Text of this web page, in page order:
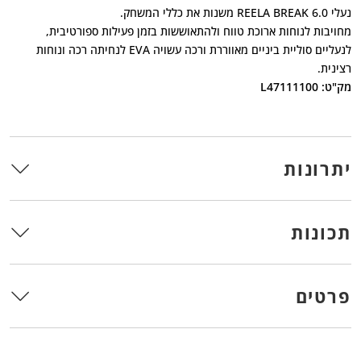
נעלי REELA BREAK 6.0 משנות את כללי המשחק.
מחויבות לנוחות ארוכת טווח ולהתאוששות בזמן פעילות ספורטיבית,
לנעליים סוליית ביניים מאווררת ורכה עשויה EVA לנחיתה רכה ונוחות
רצינית.
מק"ט: L47111100
יתרונות
תכונות
פרטים